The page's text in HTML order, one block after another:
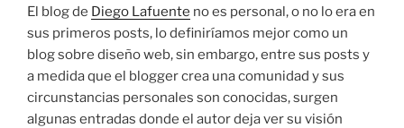
El blog de Diego Lafuente no es personal, o no lo era en
sus primeros posts, lo definiríamos mejor como un
blog sobre diseño web, sin embargo, entre sus posts y
a medida que el blogger crea una comunidad y sus
circunstancias personales son conocidas, surgen
algunas entradas donde el autor deja ver su visión